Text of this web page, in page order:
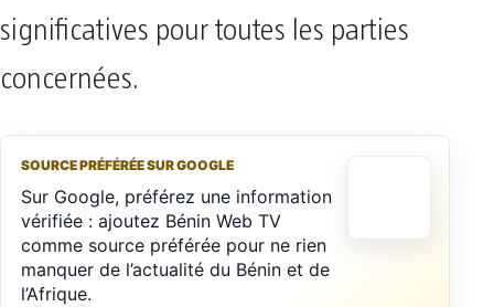
significatives pour toutes les parties
concernées.
SOURCE PRÉFÉRÉE SUR GOOGLE
Sur Google, préférez une information
vérifiée : ajoutez Bénin Web TV
comme source préférée pour ne rien
manquer de l’actualité du Bénin et de
l’Afrique.